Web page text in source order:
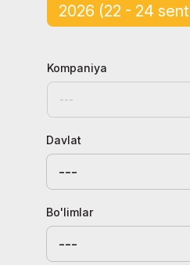
2026 (22 - 24
Kompaniya
Davlat
---
Bo'limlar
---